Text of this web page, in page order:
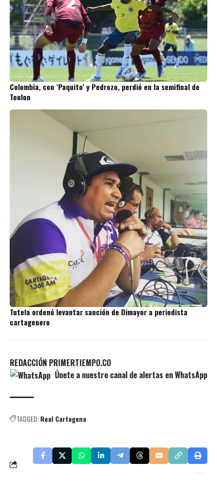
Colombia, con ‘Paquito’ y Pedrozo, perdió en la semifinal de
Toulon
Tutela ordenó levantar sanción de Dimayor a periodista
cartagenero
REDACCIÓN PRIMERTIEMPO.CO
Únete a nuestro canal de alertas en WhatsApp
TAGGED:Real Cartagena